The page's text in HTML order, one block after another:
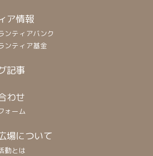
ア情報
ンティアバンク
ンティア基金
記事
わせ
ォーム
場について
動とは